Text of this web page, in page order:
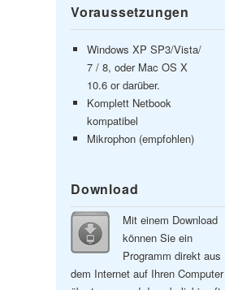
Voraussetzungen
Windows XP SP3/Vista/
7 / 8, oder Mac OS X
10.6 or darüber.
Komplett Netbook
kompatibel
Mikrophon (empfohlen)
Download
Mit einem Download
können Sie ein
Programm direkt aus
dem Internet auf Ihren Computer